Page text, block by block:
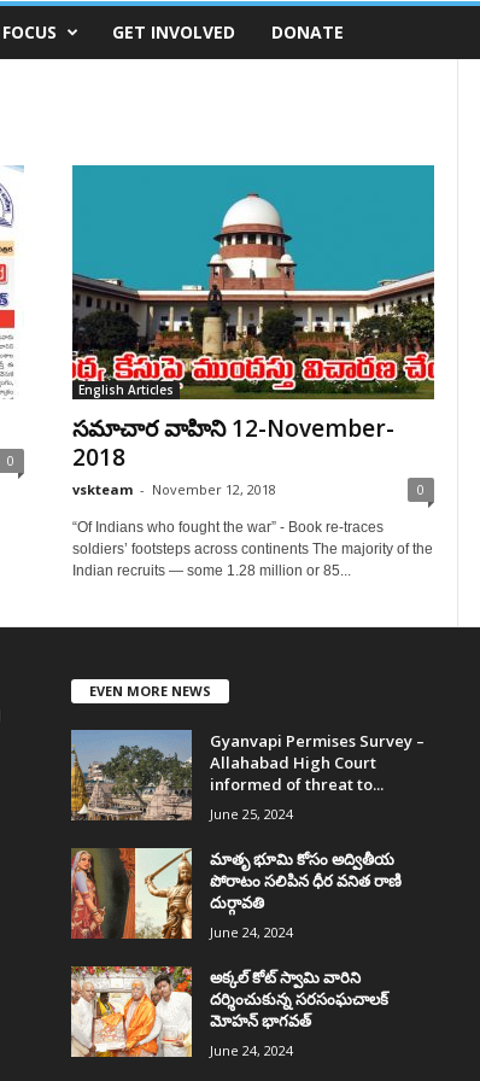
FOCUS GET INVOLVED DONATE
0
English Articles
సమాచార వాహిని 12-November-
2018
vskteam - November 12, 2018 0
“Of Indians who fought the war” - Book re-traces
soldiers’ footsteps across continents The majority of the
Indian recruits — some 1.28 million or 85...
EVEN MORE NEWS
Gyanvapi Permises Survey –
Allahabad High Court
informed of threat to...
June 25, 2024
మాతృ భూమి కోసం అద్వితీయ
పోరాటం సలిపిన ధీర వనిత రాణి
దుర్గావతి
June 24, 2024
అక్కల్‌ కోట్‌ స్వామి వారిని
దర్శించుకున్న సరసంఘచాలక్
మోహన్ భాగవత్
June 24, 2024